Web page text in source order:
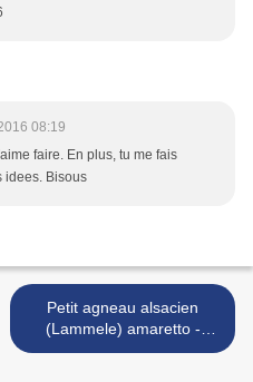
08:19
faire. En plus, tu me fais
idees. Bisous
Petit agneau alsacien
(Lammele) amaretto -
griotines >